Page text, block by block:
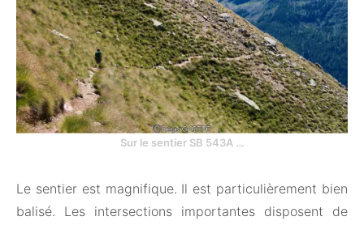
Sur le sentier SB 543A …
Le sentier est magnifique. Il est particulièrement bien
balisé. Les intersections importantes disposent de